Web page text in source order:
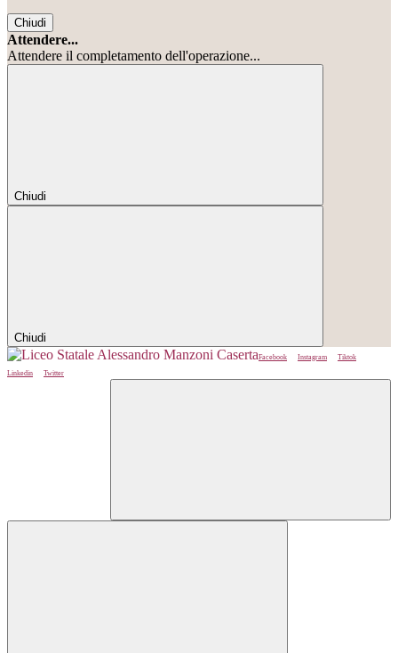
Chiudi
Attendere...
Attendere il completamento dell'operazione...
Chiudi
Chiudi
Facebook Instagram
Tiktok
Linkedin
Twitter